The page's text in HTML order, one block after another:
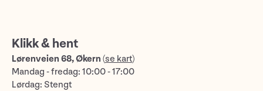
Klikk & hent
Lørenveien 68, Økern (se kart)
Mandag - fredag: 10:00 - 17:00
Lørdag: Stengt